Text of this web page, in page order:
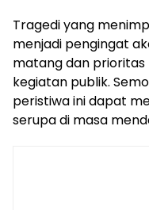
Tragedi yang
menjadi pengingat
matang dan
kegiatan publik.
peristiwa ini dapat
serupa di masa